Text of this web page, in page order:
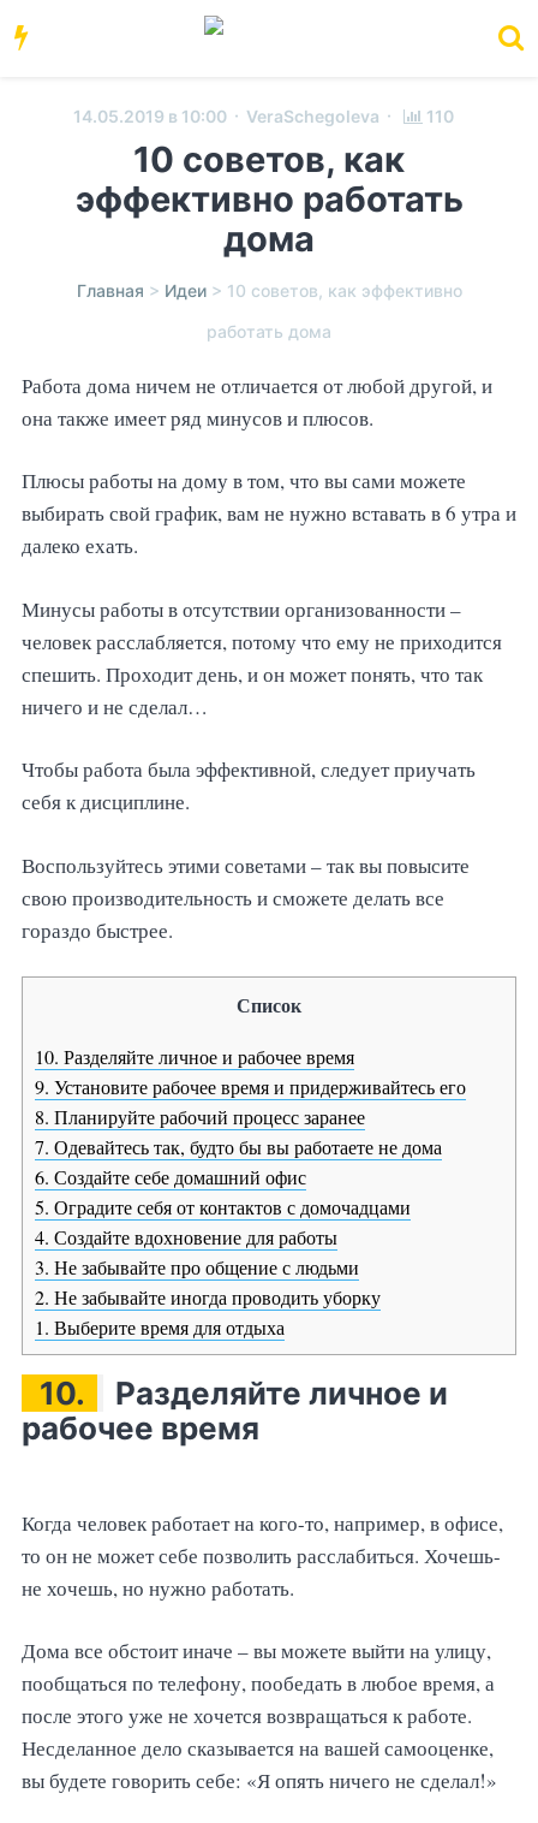
14.05.2019 в 10:00 · VeraSchegoleva · 110
10 советов, как
эффективно работать
дома
Главная > Идеи> 10 советов, как эффективно
работать дома
Работа дома ничем не отличается от любой другой, и
она также имеет ряд минусов и плюсов.
Плюсы работы на дому в том, что вы сами можете
выбирать свой график, вам не нужно вставать в 6 утра и
далеко ехать.
Минусы работы в отсутствии организованности –
человек расслабляется, потому что ему не приходится
спешить. Проходит день, и он может понять, что так
ничего и не сделал…
Чтобы работа была эффективной, следует приучать
себя к дисциплине.
Воспользуйтесь этими советами – так вы повысите
свою производительность и сможете делать все
гораздо быстрее.
Список
10. Разделяйте личное и рабочее время
9. Установите рабочее время и придерживайтесь его
8. Планируйте рабочий процесс заранее
7. Одевайтесь так, будто бы вы работаете не дома
6. Создайте себе домашний офис
5. Оградите себя от контактов с домочадцами
4. Создайте вдохновение для работы
3. Не забывайте про общение с людьми
2. Не забывайте иногда проводить уборку
1. Выберите время для отдыха
10.
Разделяйте личное и
рабочее время
Когда человек работает на кого-то, например, в офисе,
то он не может себе позволить расслабиться. Хочешь-
не хочешь, но нужно работать.
Дома все обстоит иначе – вы можете выйти на улицу,
пообщаться по телефону, пообедать в любое время, а
после этого уже не хочется возвращаться к работе.
Несделанное дело сказывается на вашей самооценке,
вы будете говорить себе: «Я опять ничего не сделал!»